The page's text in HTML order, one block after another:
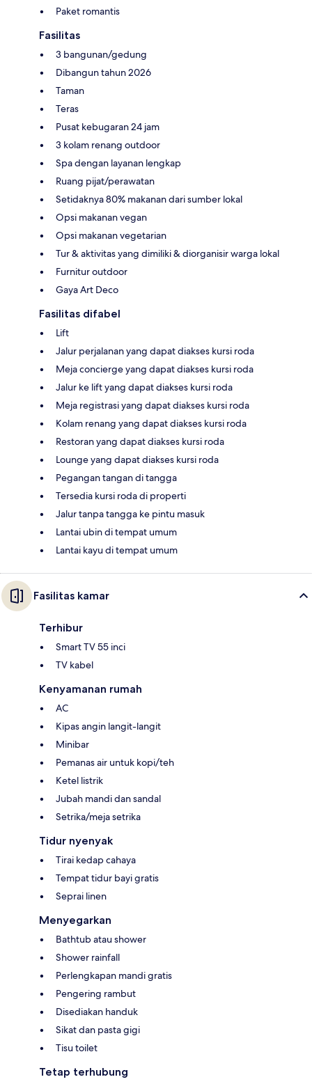
Paket romantis
Fasilitas
3 bangunan/gedung
Dibangun tahun 2026
Taman
Teras
Pusat kebugaran 24 jam
3 kolam renang outdoor
Spa dengan layanan lengkap
Ruang pijat/perawatan
Setidaknya 80% makanan dari sumber lokal
Opsi makanan vegan
Opsi makanan vegetarian
Tur & aktivitas yang dimiliki & diorganisir warga lokal
Furnitur outdoor
Gaya Art Deco
Fasilitas difabel
Lift
Jalur perjalanan yang dapat diakses kursi roda
Meja concierge yang dapat diakses kursi roda
Jalur ke lift yang dapat diakses kursi roda
Meja registrasi yang dapat diakses kursi roda
Kolam renang yang dapat diakses kursi roda
Restoran yang dapat diakses kursi roda
Lounge yang dapat diakses kursi roda
Pegangan tangan di tangga
Tersedia kursi roda di properti
Jalur tanpa tangga ke pintu masuk
Lantai ubin di tempat umum
Lantai kayu di tempat umum
Fasilitas kamar
Terhibur
Smart TV 55 inci
TV kabel
Kenyamanan rumah
AC
Kipas angin langit-langit
Minibar
Pemanas air untuk kopi/teh
Ketel listrik
Jubah mandi dan sandal
Setrika/meja setrika
Tidur nyenyak
Tirai kedap cahaya
Tempat tidur bayi gratis
Seprai linen
Menyegarkan
Bathtub atau shower
Shower rainfall
Perlengkapan mandi gratis
Pengering rambut
Disediakan handuk
Sikat dan pasta gigi
Tisu toilet
Tetap terhubung